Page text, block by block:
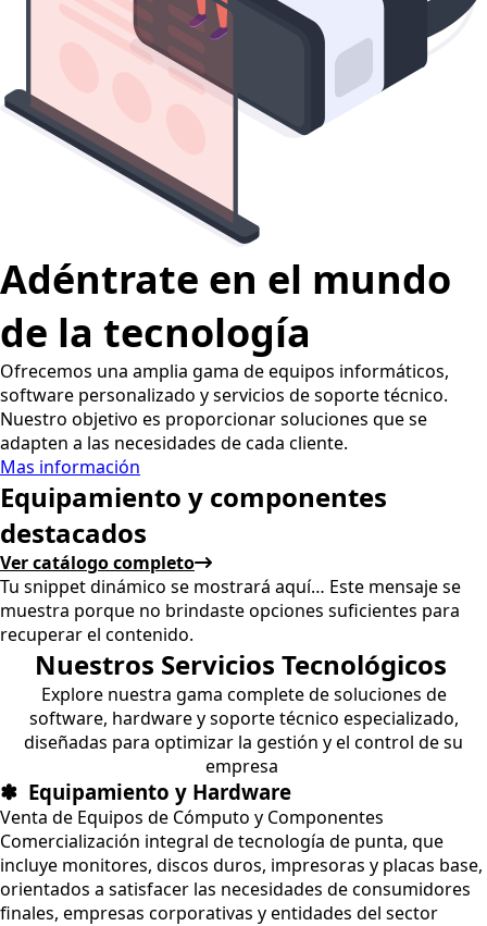
Adéntrate en el mundo
de la tecnología
Ofrecemos una amplia gama de equipos informáticos,
software personalizado y servicios de soporte técnico.
Nuestro objetivo es proporcionar soluciones que se
adapten a las necesidades de cada cliente.
Mas información
Equipamiento y componentes
destacados
Ver catálogo completo
Tu snippet dinámico se mostrará aquí… Este mensaje se
muestra porque no brindaste opciones suficientes para
recuperar el contenido.
Nuestros Servicios Tecnológicos
Explore nuestra gama complete de soluciones de
software, hardware y soporte técnico especializado,
diseñadas para optimizar la gestión y el control de su
empresa
✽ Equipamiento y Hardware
Venta de Equipos de Cómputo y Componentes
Comercialización integral de tecnología de punta, que
incluye monitores, discos duros, impresoras y placas base,
orientados a satisfacer las necesidades de consumidores
finales, empresas corporativas y entidades del sector